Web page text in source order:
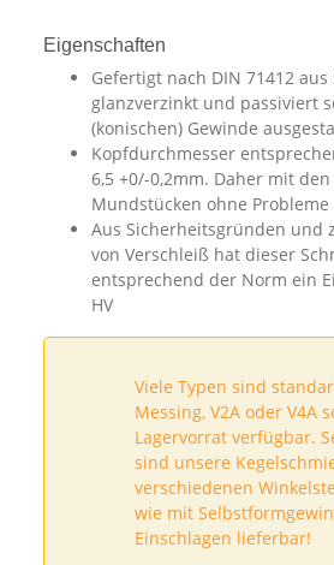
Eigenschaften
Gefertigt nach DIN 71412
glanzverzinkt und passiviert
(konischen) Gewinde
Kopfdurchmesser
6,5 +0/-0,2mm. Daher mit
Mundstücken ohne
Aus Sicherheitsgründen und
von Verschleiß hat dieser
entsprechend der Norm ein
HV
Viele Typen sind
Messing, V2A oder V4A
Lagervorrat verfügbar.
sind unsere
verschiedenen
wie mit
Einschlagen lieferbar!